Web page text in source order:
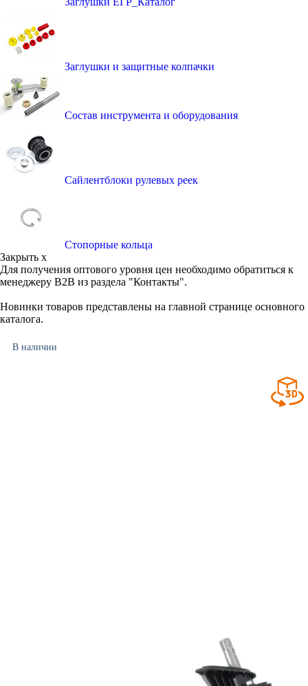
Заглушки и защитные колпачки
Состав инструмента и оборудования
Сайлентблоки рулевых реек
Стопорные кольца
Закрыть x
Для получения оптового уровня цен необходимо обратиться к
менеджеру B2B из раздела "Контакты".
Новинки товаров представлены на главной странице основного
каталога.
В наличии